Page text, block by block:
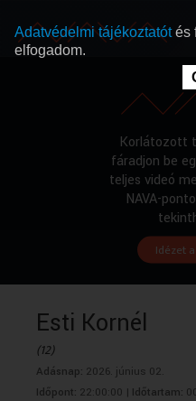
Korlátozott
fáradjon be
teljes videó
NAVA-
Idézet
Esti Kornél
(12)
Adásnap: 2026. június 02.
Időpont: 22:00:00 | Időtartam:
Adatvédelmi tájékoztatótés
elfogadom.